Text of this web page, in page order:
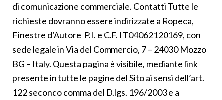
di comunicazione commerciale. Contatti Tutte le
richieste dovranno essere indirizzate a Ropeca,
Finestre d’Autore P.I. e C.F. IT04062120169, con
sede legale in Via del Commercio, 7 – 24030 Mozzo
BG – Italy. Questa pagina è visibile, mediante link
presente in tutte le pagine del Sito ai sensi dell’art.
122 secondo comma del D.lgs. 196/2003 e a